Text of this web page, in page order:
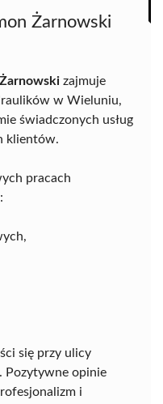
Żarnowski
zajmuje
w Wieluniu,
świadczonych usług
klientów.
pracach
się przy ulicy
Pozytywne opinie
i